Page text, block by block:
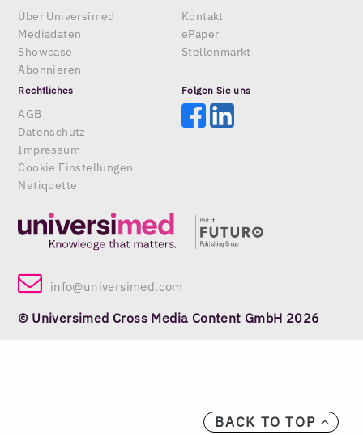
BACK TO TOP
info@universimed.com
© Universimed Cross Media Content GmbH 2026
Über Universimed
Mediadaten
Showcase
Abonnieren
Kontakt
ePaper
Stellenmarkt
Rechtliches
AGB
Datenschutz
Impressum
Cookie Einstellungen
Netiquette
Folgen Sie uns